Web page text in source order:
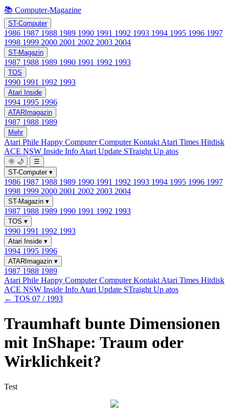
📚 Computer-Magazine
ST-Computer
1986 1987 1988 1989 1990 1991 1992 1993 1994 1995 1996 1997
1998 1999 2000 2001 2002 2003 2004
ST-Magazin
1987 1988 1989 1990 1991 1992 1993
TOS
1990 1991 1992 1993
Atari Inside
1994 1995 1996
ATARImagazin
1987 1988 1989
Mehr
Atari Phile Happy ComputerComputer Kontakt Atari Times Hitdisk
ACE NSW Inside Info Atari Update STraight Up atos
🌞 🌙
☰
ST-Computer ▾
1986 1987 1988 1989 1990 1991 1992 1993 1994 1995 1996 1997
1998 1999 2000 2001 2002 2003 2004
ST-Magazin ▾
1987 1988 1989 1990 1991 1992 1993
TOS ▾
1990 1991 1992 1993
Atari Inside ▾
1994 1995 1996
ATARImagazin ▾
1987 1988 1989
Atari Phile Happy ComputerComputer Kontakt Atari Times Hitdisk
ACE NSW Inside Info Atari Update STraight Up atos
← TOS 07 / 1993
Traumhaft bunte Dimensionen
mit InShape: Traum oder
Wirklichkeit?
Test